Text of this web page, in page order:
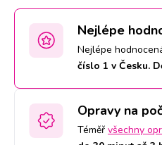
Nejlépe
Nejlépe
číslo 1 v Česku.
Opravy na
Téměř všechny